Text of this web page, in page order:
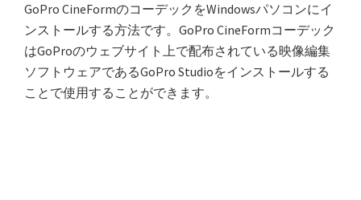
GoPro CineFormのコーデックをWindowsパソコンにイ
ンストールする方法です。GoPro CineFormコーデック
はGoProのウェブサイト上で配布されている映像編集
ソフトウェアであるGoPro Studioをインストールする
ことで使用することができます。